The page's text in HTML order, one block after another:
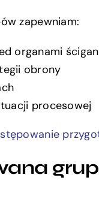
zapewniam:
organami
obrony
procesowej